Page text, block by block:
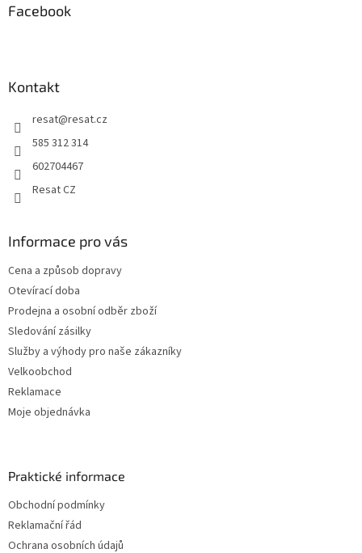
Facebook
Kontakt
resat@resat.cz
585 312 314
602704467
Resat CZ
Informace pro vás
Cena a způsob dopravy
Otevírací doba
Prodejna a osobní odběr zboží
Sledování zásilky
Služby a výhody pro naše zákazníky
Velkoobchod
Reklamace
Moje objednávka
Praktické informace
Obchodní podmínky
Reklamační řád
Ochrana osobních údajů